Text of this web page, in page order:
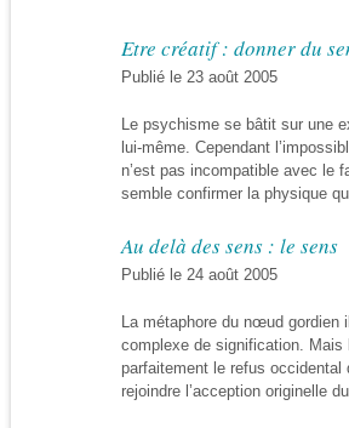
Etre créatif : donner du
Publié le 23 août 2005
Le psychisme se bâtit sur une
lui-même. Cependant
n’est pas incompatible avec le
semble confirmer la physique
Au delà des sens : le sens
Publié le 24 août 2005
La métaphore du nœud gordien
complexe de signification. Mais
parfaitement le refus
rejoindre l’acception originelle